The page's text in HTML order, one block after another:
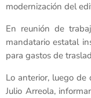
modernización del
En reunión de
mandatario estatal
para gastos de
Lo anterior, luego
Julio Arreola,